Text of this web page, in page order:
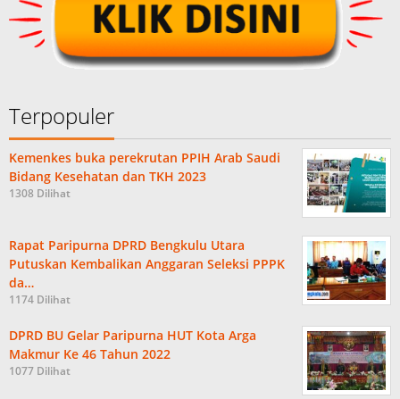
Terpopuler
Kemenkes buka perekrutan PPIH Arab Saudi
Bidang Kesehatan dan TKH 2023
1308 Dilihat
Rapat Paripurna DPRD Bengkulu Utara
Putuskan Kembalikan Anggaran Seleksi PPPK
da…
1174 Dilihat
DPRD BU Gelar Paripurna HUT Kota Arga
Makmur Ke 46 Tahun 2022
1077 Dilihat